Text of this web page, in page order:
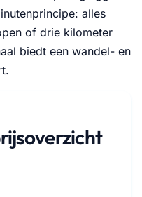
alles
of drie kilometer
biedt een wandel- en